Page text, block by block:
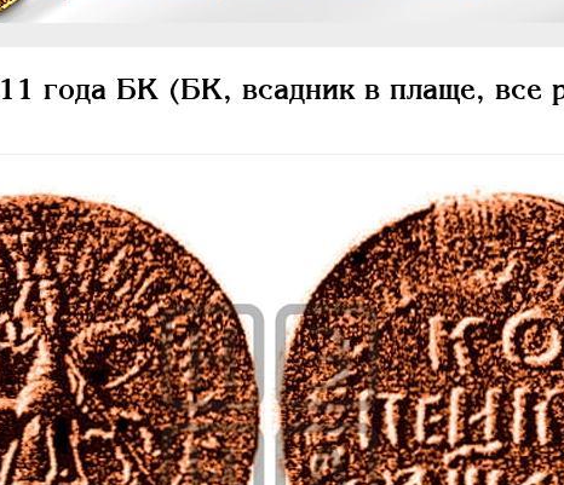
года БК (БК, всадник в плаще, все